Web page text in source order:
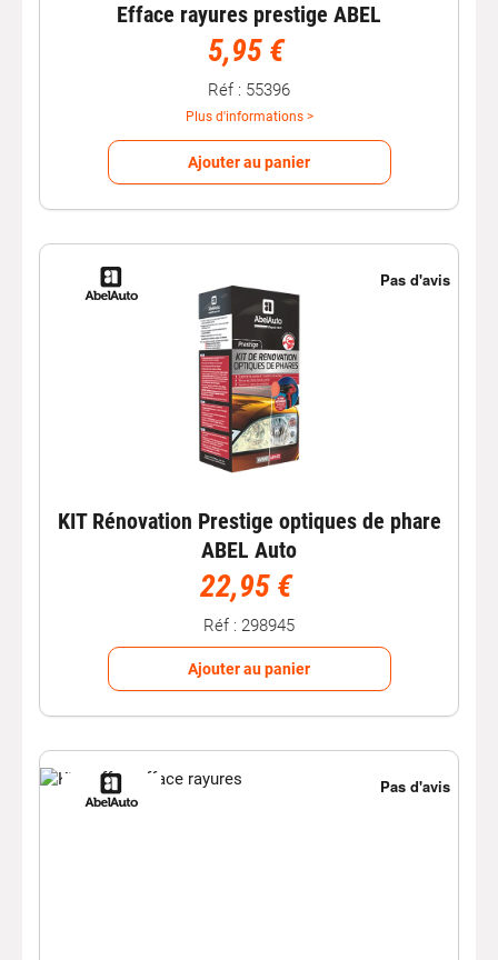
Efface rayures prestige ABEL
5,95 €
Réf : 55396
Plus d'informations >
Ajouter au panier
KIT Rénovation Prestige optiques de phare
ABEL Auto
22,95 €
Réf : 298945
Ajouter au panier